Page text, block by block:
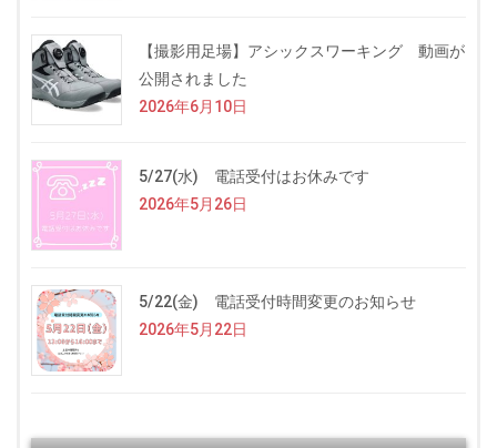
【撮影用足場】アシックスワーキング 動画が
公開されました
2026年6月10日
5/27(水) 電話受付はお休みです
2026年5月26日
5/22(金) 電話受付時間変更のお知らせ
2026年5月22日